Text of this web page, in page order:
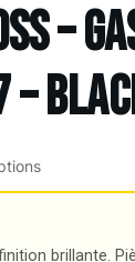
–
–
brillante.